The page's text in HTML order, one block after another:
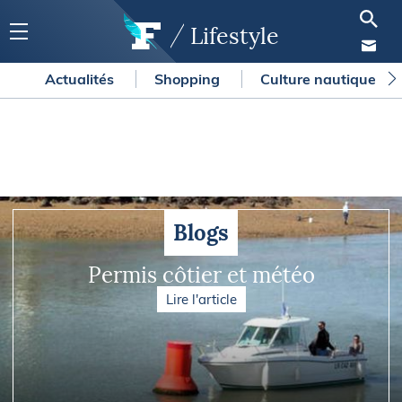
Lifestyle
Actualités Shopping Culture nautique
Blogs
Permis côtier et météo
Lire l'article